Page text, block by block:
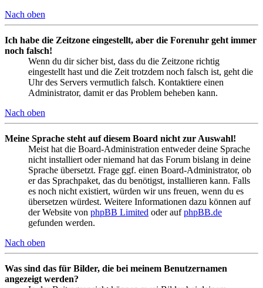
Nach oben
Ich habe die Zeitzone eingestellt, aber die Forenuhr geht immer
noch falsch!
Wenn du dir sicher bist, dass du die Zeitzone richtig
eingestellt hast und die Zeit trotzdem noch falsch ist, geht die
Uhr des Servers vermutlich falsch. Kontaktiere einen
Administrator, damit er das Problem beheben kann.
Nach oben
Meine Sprache steht auf diesem Board nicht zur Auswahl!
Meist hat die Board-Administration entweder deine Sprache
nicht installiert oder niemand hat das Forum bislang in deine
Sprache übersetzt. Frage ggf. einen Board-Administrator, ob
er das Sprachpaket, das du benötigst, installieren kann. Falls
es noch nicht existiert, würden wir uns freuen, wenn du es
übersetzen würdest. Weitere Informationen dazu können auf
der Website von phpBB Limited oder aufphpBB.de
gefunden werden.
Nach oben
Was sind das für Bilder, die bei meinem Benutzernamen
angezeigt werden?